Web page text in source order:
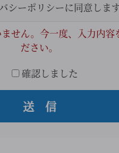
シーポリシーに同意します
せん。今一度、入力内容
ださい。
確認しました